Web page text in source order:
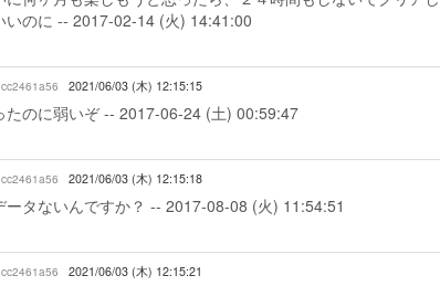
いのに -- 2017-02-14 (火) 14:41:00
2021/06/03 (木) 12:15:15
たのに弱いぞ -- 2017-06-24 (土) 00:59:47
2021/06/03 (木) 12:15:18
ータないんですか？ -- 2017-08-08 (火) 11:54:51
2021/06/03 (木) 12:15:21